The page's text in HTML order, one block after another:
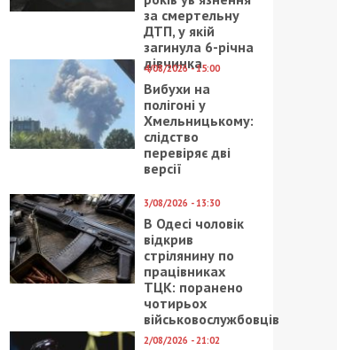
за смертельну
ДТП, у якій
загинула 6-річна
дівчинка
4/08/2026 - 15:00
Вибухи на
полігоні у
Хмельницькому:
слідство
перевіряє дві
версії
3/08/2026 - 13:30
В Одесі чоловік
відкрив
стрілянину по
працівниках
ТЦК: поранено
чотирьох
військовослужбовців
2/08/2026 - 21:02